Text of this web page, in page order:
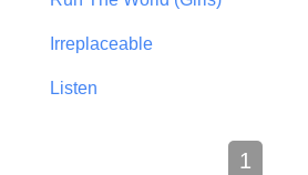
Irreplaceable
Listen
1